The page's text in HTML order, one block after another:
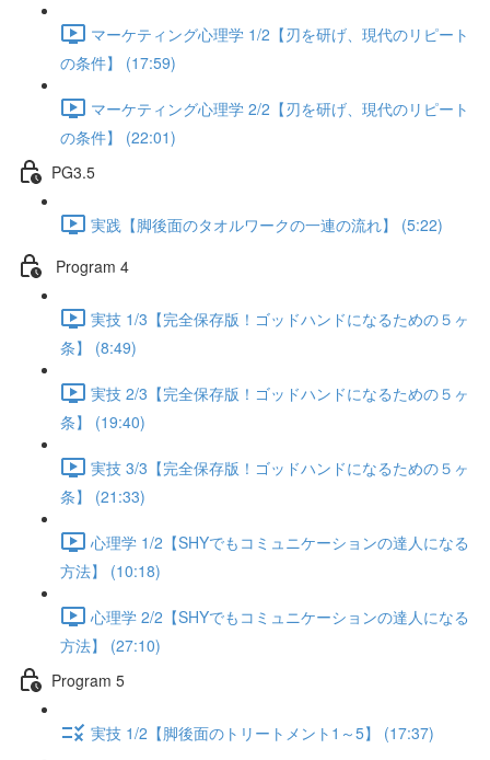
マーケティング心理学 1/2【刃を研げ、現代のリピート
の条件】 (17:59)
マーケティング心理学 2/2【刃を研げ、現代のリピート
の条件】 (22:01)
PG3.5
実践【脚後面のタオルワークの一連の流れ】 (5:22)
Program 4
実技 1/3【完全保存版！ゴッドハンドになるための５ヶ
条】 (8:49)
実技 2/3【完全保存版！ゴッドハンドになるための５ヶ
条】 (19:40)
実技 3/3【完全保存版！ゴッドハンドになるための５ヶ
条】 (21:33)
心理学 1/2【SHYでもコミュニケーションの達人になる
方法】 (10:18)
心理学 2/2【SHYでもコミュニケーションの達人になる
方法】 (27:10)
Program 5
実技 1/2【脚後面のトリートメント1～5】 (17:37)